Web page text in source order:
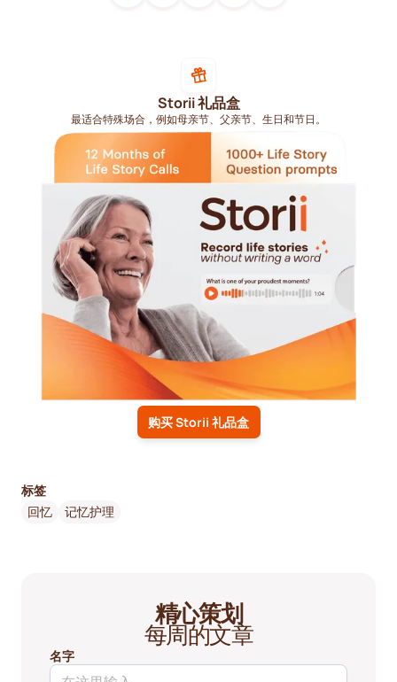
Storii 礼品盒
最适合特殊场合，例如母亲节、父亲节、生日和节日。
购买 Storii 礼品盒
标签
回忆
记忆护理
精心策划
每周的文章
名字